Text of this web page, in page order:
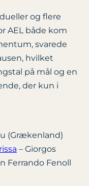
og flere
AEL både kom
svarede
hvilket
på mål og en
der kun i
(Grækenland)
– Giorgos
Ferrando Fenoll